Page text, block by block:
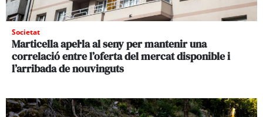
Societat
Marticella apel·la al seny per mantenir una
correlació entre l’oferta del mercat disponible i
l’arribada de nouvinguts